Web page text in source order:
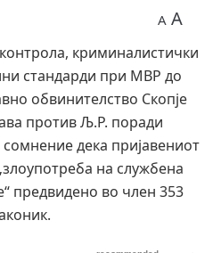
A A
криминалистички
стандарди при МВР до
обвинителство Скопје
против Љ.Р. поради
дека пријавениот
на службена
предвидено во член 353